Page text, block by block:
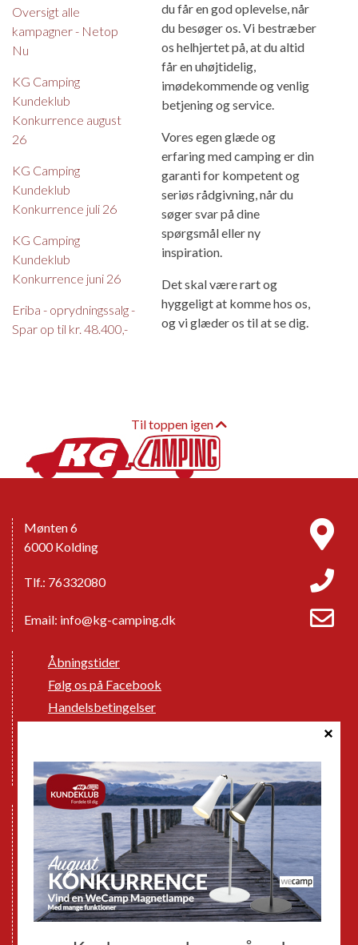
Oversigt alle
kampagner - Netop
Nu
KG Camping
Kundeklub
Konkurrence august
26
KG Camping
Kundeklub
Konkurrence juli 26
KG Camping
Kundeklub
Konkurrence juni 26
Eriba - oprydningssalg -
Spar op til kr. 48.400,-
du får en god oplevelse, når
du besøger os. Vi bestræber
os helhjertet på, at du altid
får en uhøjtidelig,
imødekommende og venlig
betjening og service.
Vores egen glæde og
erfaring med camping er din
garanti for kompetent og
seriøs rådgivning, når du
søger svar på dine
spørgsmål eller ny
inspiration.
Det skal være rart og
hyggeligt at komme hos os,
og vi glæder os til at se dig.
Til toppen igen
Mønten 6
6000 Kolding
Tlf.: 76332080
Email: info@kg-camping.dk
Åbningstider
Følg os på Facebook
Handelsbetingelser
GPDR - Optagelse af foto og video
Nye Campingvogne
Nye Autocampere og Vans
Brugte Campingvogne
Brugte Autocampere og Vans
Webshop